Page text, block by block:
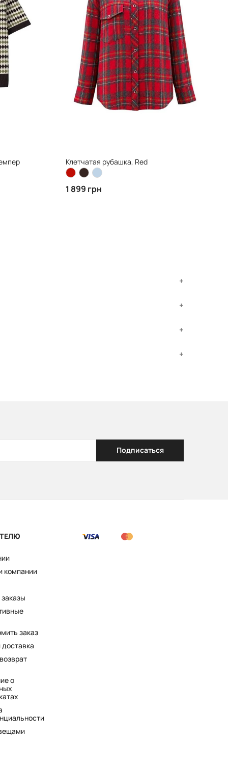
Клетчатая рубашка, Red
1 899 грн
Подписаться
компании
заказ
о